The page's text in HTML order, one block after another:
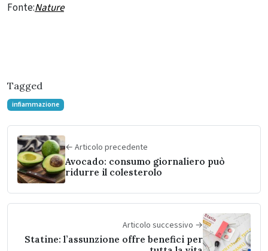
Fonte:Nature
Tagged
infiammazione
← Articolo precedente
Avocado: consumo giornaliero può
ridurre il colesterolo
Articolo successivo →
Statine: l’assunzione offre benefici per